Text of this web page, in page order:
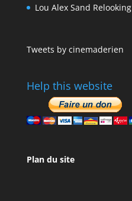
Lou Alex Sand Relooking
Tweets by cinemaderien
Help this website
Plan du site